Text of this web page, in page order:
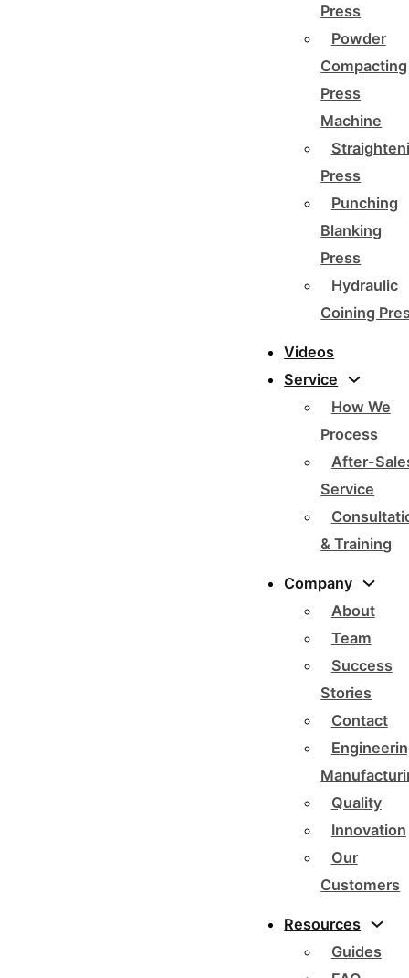
Press
Powder
Compacting
Press
Machine
Press
Punching
Blanking
Press
Hydraulic
Coining
Videos
Service
How We
Process
After-
Service
& Training
Company
About
Team
Success
Stories
Contact
Quality
Innovation
Our
Customers
Resources
Guides